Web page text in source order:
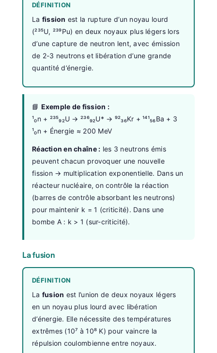
DÉFINITION
La fission est la rupture d’un noyau lourd
(²³⁵U, ²³⁹Pu) en deux noyaux plus légers lors
d’une capture de neutron lent, avec émission
de 2-3 neutrons et libération d’une grande
quantité d’énergie.
📘 Exemple de fission :
¹₀n + ²³⁵₉₂U → ²³⁶₉₂U* → ⁹²₃₆Kr + ¹⁴¹₅₆Ba + 3
¹₀n + Énergie ≈ 200 MeV
Réaction en chaîne : les 3 neutrons émis
peuvent chacun provoquer une nouvelle
fission → multiplication exponentielle. Dans un
réacteur nucléaire, on contrôle la réaction
(barres de contrôle absorbant les neutrons)
pour maintenir k = 1 (criticité). Dans une
bombe A : k > 1 (sur-criticité).
La fusion
DÉFINITION
La fusion est l’union de deux noyaux légers
en un noyau plus lourd avec libération
d’énergie. Elle nécessite des températures
extrêmes (10⁷ à 10⁸ K) pour vaincre la
répulsion coulombienne entre noyaux.